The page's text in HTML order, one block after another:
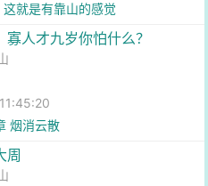
就是有靠山的感觉
人才九岁你怕什么？
烟消云散
周